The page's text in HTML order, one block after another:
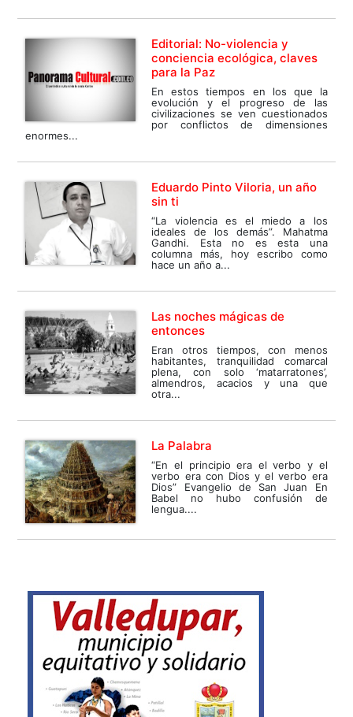
Editorial: No-violencia y
conciencia ecológica, claves
para la Paz
En estos tiempos en los que la
evolución y el progreso de las
civilizaciones se ven cuestionados
por conflictos de dimensiones
enormes...
Eduardo Pinto Viloria, un año
sin ti
“La violencia es el miedo a los
ideales de los demás”. Mahatma
Gandhi. Esta no es esta una
columna más, hoy escribo como
hace un año a...
Las noches mágicas de
entonces
Eran otros tiempos, con menos
habitantes, tranquilidad comarcal
plena, con solo ‘matarratones’,
almendros, acacios y una que
otra...
La Palabra
“En el principio era el verbo y el
verbo era con Dios y el verbo era
Dios” Evangelio de San Juan En
Babel no hubo confusión de
lengua....